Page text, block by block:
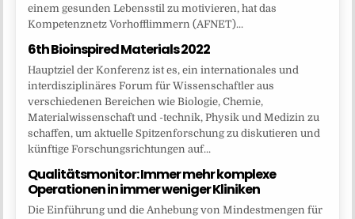
einem gesunden Lebensstil zu motivieren, hat das
Kompetenznetz Vorhofflimmern (AFNET)...
6th Bioinspired Materials 2022
Hauptziel der Konferenz ist es, ein internationales und
interdisziplinäres Forum für Wissenschaftler aus
verschiedenen Bereichen wie Biologie, Chemie,
Materialwissenschaft und -technik, Physik und Medizin zu
schaffen, um aktuelle Spitzenforschung zu diskutieren und
künftige Forschungsrichtungen auf...
Qualitätsmonitor: Immer mehr komplexe
Operationen in immer weniger Kliniken
Die Einführung und die Anhebung von Mindestmengen für